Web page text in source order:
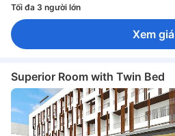
Tối đa 3 người lớn
Xem giá
Superior Room with Twin Bed